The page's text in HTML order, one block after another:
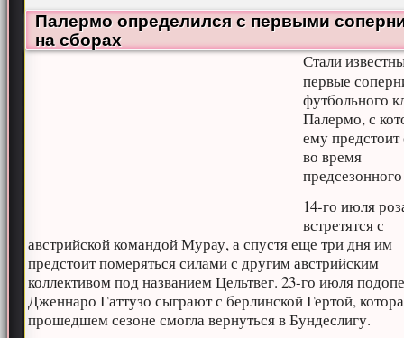
Палермо определился с первыми
на сборах
Стали
первые
футбольного
Палермо, с
ему предстоит
во время
14-го июля
встретятся с
австрийской командой Мурау, а спустя еще три дня им
предстоит померяться силами с другим австрийским
коллективом под названием Цельтвег. 23-го июля
Дженнаро Гаттузо сыграют с берлинской Гертой,
прошедшем сезоне смогла вернуться в Бундеслигу.